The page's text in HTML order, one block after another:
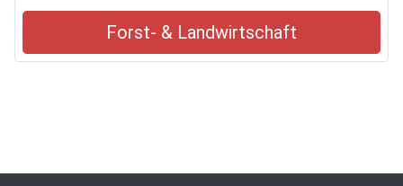
Forst- & Landwirtschaft